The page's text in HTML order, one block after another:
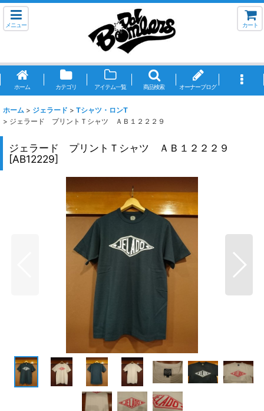
メニュー カート
ホーム カテゴリ アイテム一覧 商品検索 オーナーブログ
ホーム > ジェラード > Tシャツ・ロンT
> ジェラード プリントＴシャツ ＡＢ１２２２９
ジェラード プリントＴシャツ ＡＢ１２２２９
[AB12229]